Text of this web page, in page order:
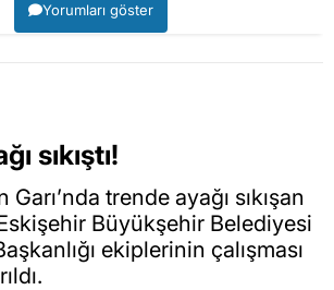
Yorumları göster
sıkıştı!
trende ayağı sıkışan
Büyükşehir Belediyesi
ekiplerinin çalışması